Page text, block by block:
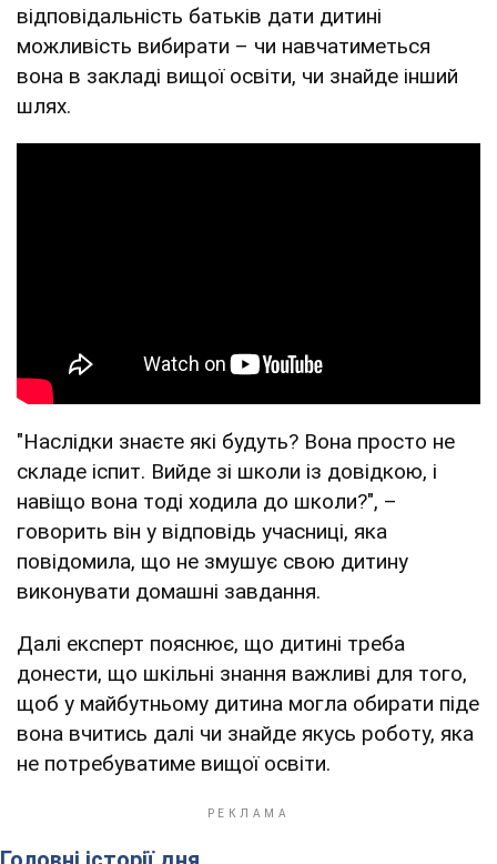
відповідальність батьків дати дитині
можливість вибирати – чи навчатиметься
вона в закладі вищої освіти, чи знайде інший
шлях.
"Наслідки знаєте які будуть? Вона просто не
складе іспит. Вийде зі школи із довідкою, і
навіщо вона тоді ходила до школи?", –
говорить він у відповідь учасниці, яка
повідомила, що не змушує свою дитину
виконувати домашні завдання.
Далі експерт пояснює, що дитині треба
донести, що шкільні знання важливі для того,
щоб у майбутньому дитина могла обирати піде
вона вчитись далі чи знайде якусь роботу, яка
не потребуватиме вищої освіти.